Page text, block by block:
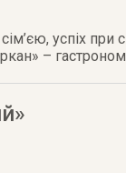
успіх при
–